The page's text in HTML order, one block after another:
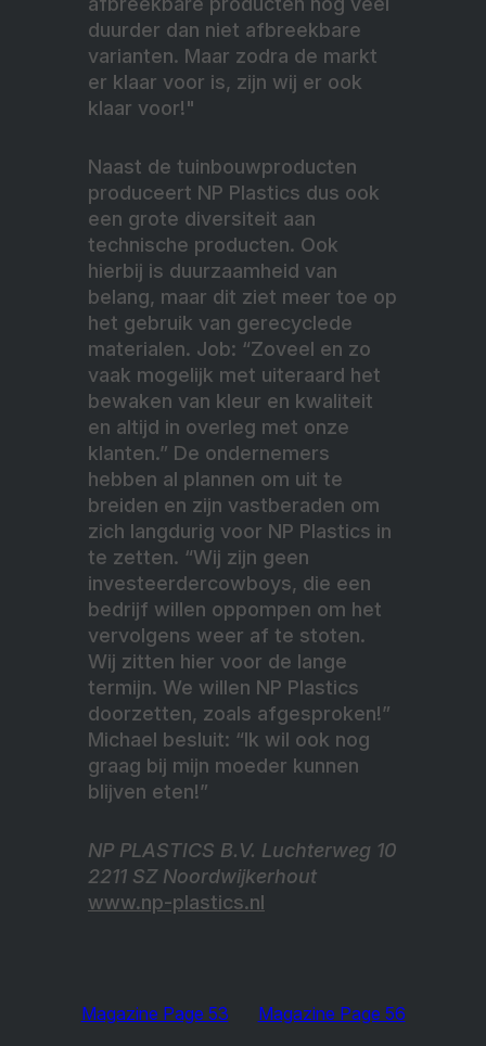
duurder dan niet afbreekbare
varianten. Maar zodra de markt
er klaar voor is, zijn wij er ook
klaar voor!"
Naast de tuinbouwproducten
produceert NP Plastics dus ook
een grote diversiteit aan
technische producten. Ook
hierbij is duurzaamheid van
belang, maar dit ziet meer toe op
het gebruik van gerecyclede
materialen. Job: “Zoveel en zo
vaak mogelijk met uiteraard het
bewaken van kleur en kwaliteit
en altijd in overleg met onze
klanten.” De ondernemers
hebben al plannen om uit te
breiden en zijn vastberaden om
zich langdurig voor NP Plastics in
te zetten. “Wij zijn geen
investeerdercowboys, die een
bedrijf willen oppompen om het
vervolgens weer af te stoten.
Wij zitten hier voor de lange
termijn. We willen NP Plastics
doorzetten, zoals afgesproken!”
Michael besluit: “Ik wil ook nog
graag bij mijn moeder kunnen
blijven eten!”
NP PLASTICS B.V. Luchterweg 10
2211 SZ Noordwijkerhout
www.np-plastics.nl
Magazine Page 53 Magazine Page 56